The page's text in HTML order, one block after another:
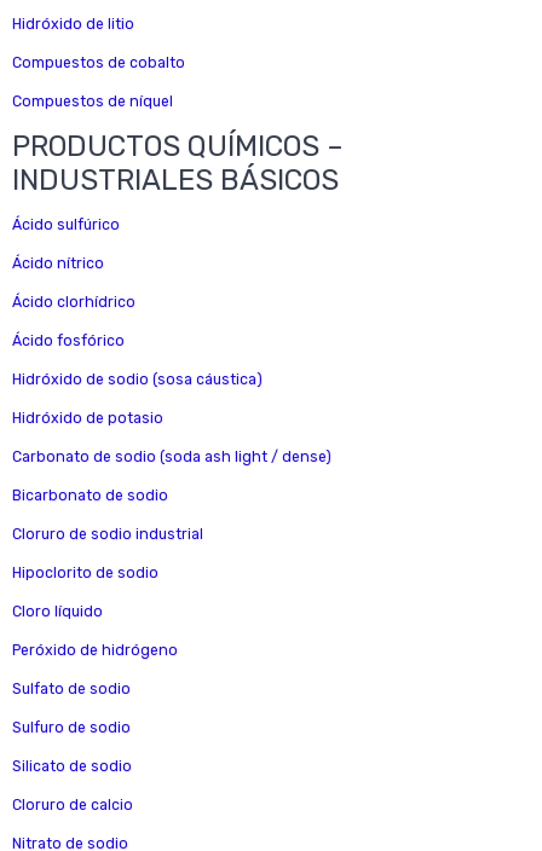
Hidróxido de litio
Compuestos de cobalto
Compuestos de níquel
PRODUCTOS QUÍMICOS –
INDUSTRIALES BÁSICOS
Ácido sulfúrico
Ácido nítrico
Ácido clorhídrico
Ácido fosfórico
Hidróxido de sodio (sosa cáustica)
Hidróxido de potasio
Carbonato de sodio (soda ash light / dense)
Bicarbonato de sodio
Cloruro de sodio industrial
Hipoclorito de sodio
Cloro líquido
Peróxido de hidrógeno
Sulfato de sodio
Sulfuro de sodio
Silicato de sodio
Cloruro de calcio
Nitrato de sodio